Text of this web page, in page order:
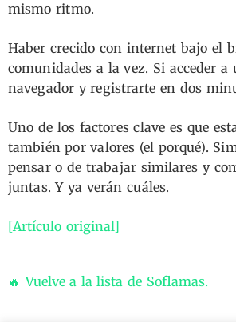
mismo ritmo.
Haber crecido con internet bajo el
comunidades a la vez. Si acceder
navegador y registrarte en dos
Uno de los factores clave es que
también por valores (el porqué).
pensar o de trabajar similares y
juntas. Y ya verán cuáles.
[Artículo original]
🔥 Vuelve a la lista de Soflamas.